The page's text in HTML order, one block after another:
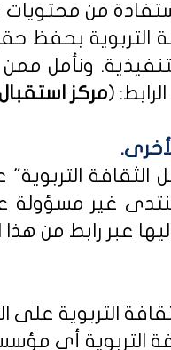
من
التربوية بحفظ
. ونأمل
(مركز
الثقافة
غير
عبر رابط من
التربوية على